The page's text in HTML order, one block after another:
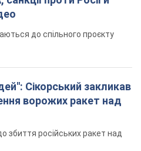
до спільного проєкту
Сікорський закликав
ворожих ракет над
збиття російських ракет над